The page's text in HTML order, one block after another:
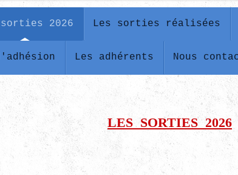
2026 Les sorties réalisées
Les adhérents Nous
LES SORTIES 2026